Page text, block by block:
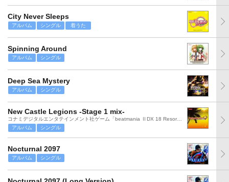
City Never Sleeps
アルバム シングル 着うた
Spinning Around
アルバム シングル
Deep Sea Mystery
アルバム シングル
New Castle Legions -Stage 1 mix-
アルバム
シングル
Nocturnal 2097
アルバム シングル